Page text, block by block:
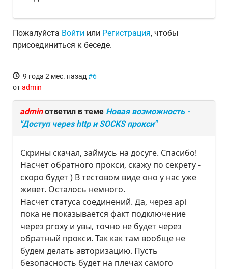
Пожалуйста Войти или Регистрация, чтобы
присоединиться к беседе.
9 года 2 мес. назад #6
отadmin
adminответил в теме Новая возможность -
"Доступ через http и SOCKS прокси"
Скрины скачал, займусь на досуге. Спасибо!
Насчет обратного прокси, скажу по секрету -
скоро будет ) В тестовом виде оно у нас уже
живет. Осталось немного.
Насчет статуса соединений. Да, через api
пока не показывается факт подключение
через proxy и увы, точно не будет через
обратный прокси. Так как там вообще не
будем делать авторизацию. Пусть
безопасность будет на плечах самого